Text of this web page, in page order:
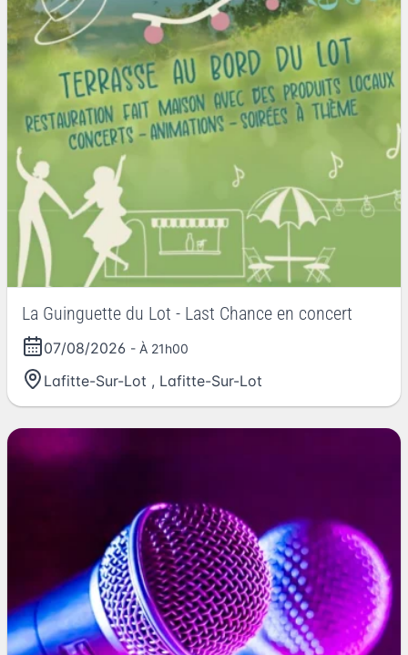
La Guinguette du Lot - Last Chance en concert
07/08/2026 - À 21h00
Lafitte-Sur-Lot , Lafitte-Sur-Lot